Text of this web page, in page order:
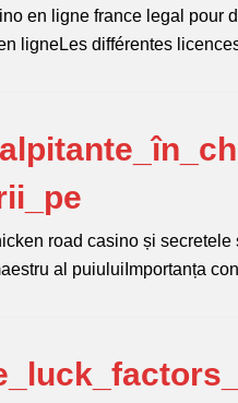
en ligne france legal pour
ligneLes différentes
road casino și
al puiuluiImportanța